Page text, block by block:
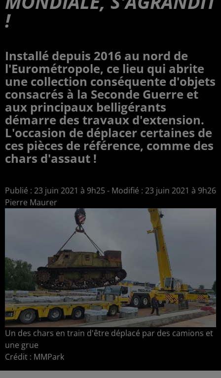
!
Installé depuis 2016 au nord de
l'Eurométropole, ce lieu qui abrite
une collection conséquente d'objets
consacrés à la Seconde Guerre et
aux principaux belligérants
démarre des travaux d'extension.
L'occasion de déplacer certaines de
ces pièces de référence, comme des
chars d'assaut !
Publié : 23 juin 2021 à 9h25 - Modifié : 23 juin 2021 à 9h26
Pierre Maurer
Un des chars en train d'être déplacé par des camions et
une grue
Crédit : MMPark